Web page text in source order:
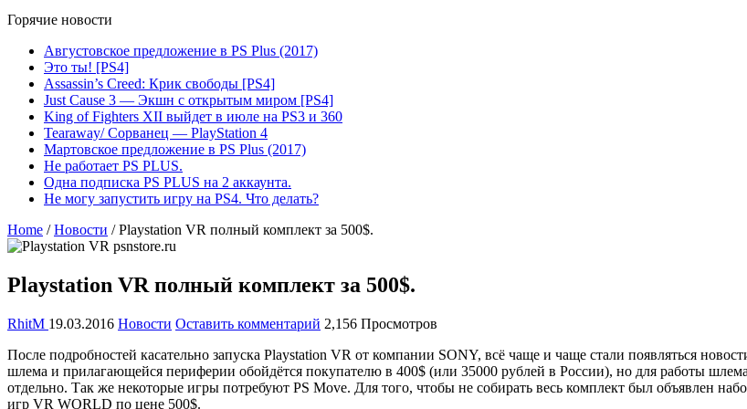
Горячие новости
Августовское предложение в PS Plus (2017)
Это ты! [PS4]
Assassin’s Creed: Крик свободы [PS4]
Just Cause 3 — Экшн с открытым миром [PS4]
King of Fighters XII выйдет в июле на PS3 и 360
Tearaway/ Сорванец — PlayStation 4
Мартовское предложение в PS Plus (2017)
Не работает PS PLUS.
Одна подписка PS PLUS на 2 аккаунта.
Не могу запустить игру на PS4. Что делать?
Home / Новости / Playstation VR полный комплект за 500$.
Playstation VR полный комплект за 500$.
RhitM 19.03.2016 Новости Оставить комментарий 2,156 Просмотров
После подробностей касательно запуска Playstation VR от компании SONY, всё чаще и чаще стали появляться
шлема и прилагающейся периферии обойдётся покупателю в 400$ (или 35000 рублей в России), но для работы
отдельно. Так же некоторые игры потребуют PS Move. Для того, чтобы не собирать весь комплект был объявлен
игр VR WORLD по цене 500$.